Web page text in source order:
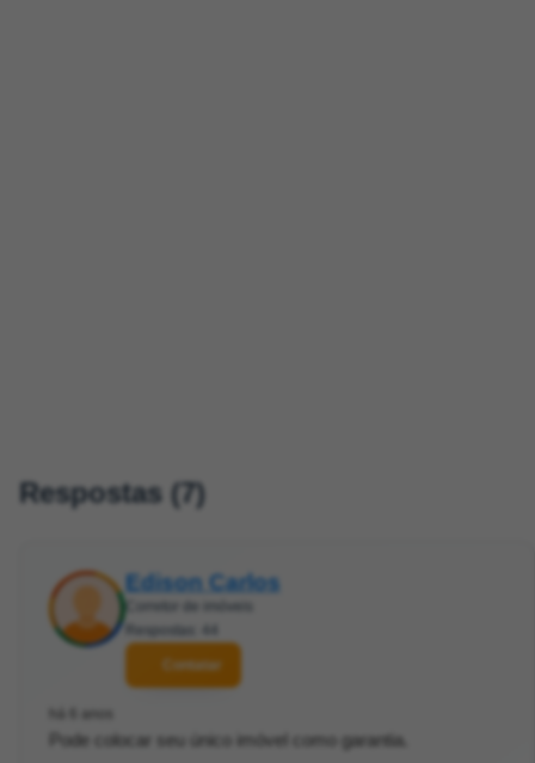
Respostas (7)
Edison Carlos
Contatar
Pode colocar seu único imóvel como garantia.